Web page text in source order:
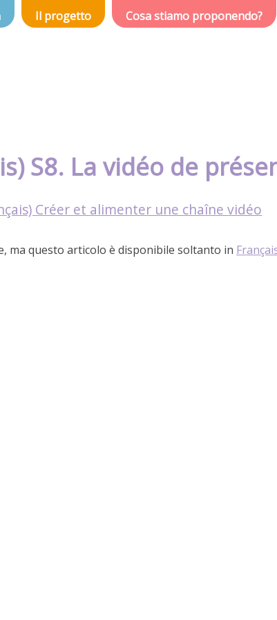
Il progetto Cosa stiamo proponendo?
S8. La vidéo de
Créer et alimenter une chaîne vidéo
ma questo articolo è disponibile soltanto in